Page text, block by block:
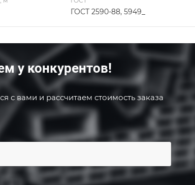
ГОСТ 2590-88, 5949_
у конкурентов!
с вами и рассчитаем стоимость заказа